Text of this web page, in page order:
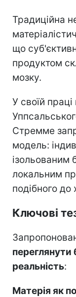
Традиційна
що
продуктом
мозку.
У своїй
Стремме
модель:
ізольованим
локальним
подібного до
Ключові
переглянути
реальність:
Матерія як